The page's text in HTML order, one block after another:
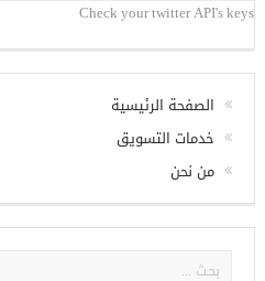
تويتر
Check your twitter API's keys
الصفحة الرئيسية
خدمات التسويق